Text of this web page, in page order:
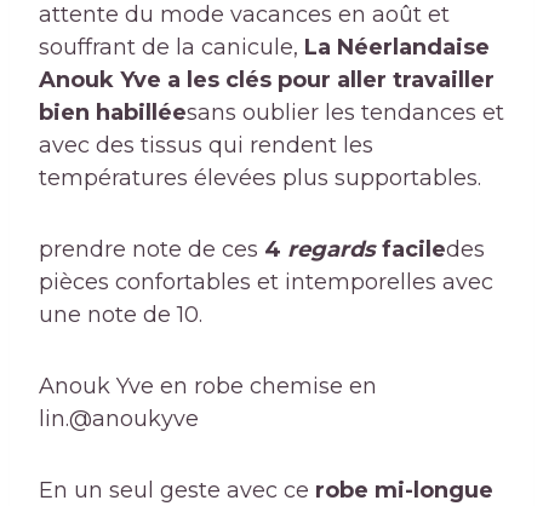
attente du mode vacances en août et
souffrant de la canicule, La Néerlandaise
Anouk Yve a les clés pour aller travailler
bien habilléesans oublier les tendances et
avec des tissus qui rendent les
températures élevées plus supportables.
prendre note de ces 4 regardsfaciledes
pièces confortables et intemporelles avec
une note de 10.
Anouk Yve en robe chemise en
lin.@anoukyve
En un seul geste avec ce robe mi-longue